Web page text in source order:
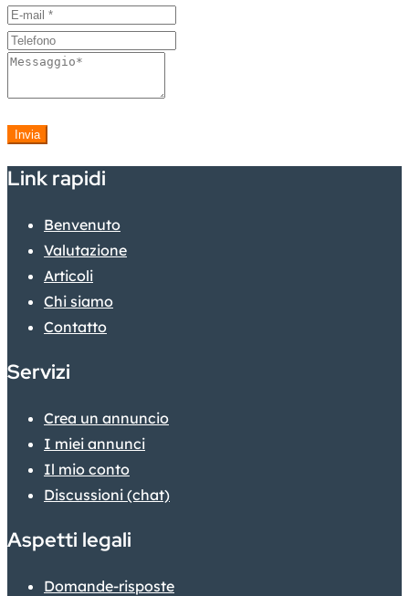
Invia
Link rapidi
Benvenuto
Valutazione
Articoli
Chi siamo
Contatto
Servizi
Crea un annuncio
I miei annunci
Il mio conto
Discussioni (chat)
Aspetti legali
Domande-risposte